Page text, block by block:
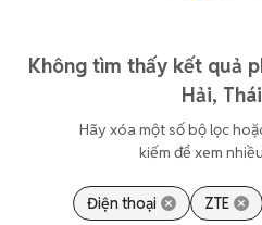
Không tìm thấy kết quả
Hải,
Hãy xóa một số bộ lọc
kiếm để xem
Điện thoại ZTE